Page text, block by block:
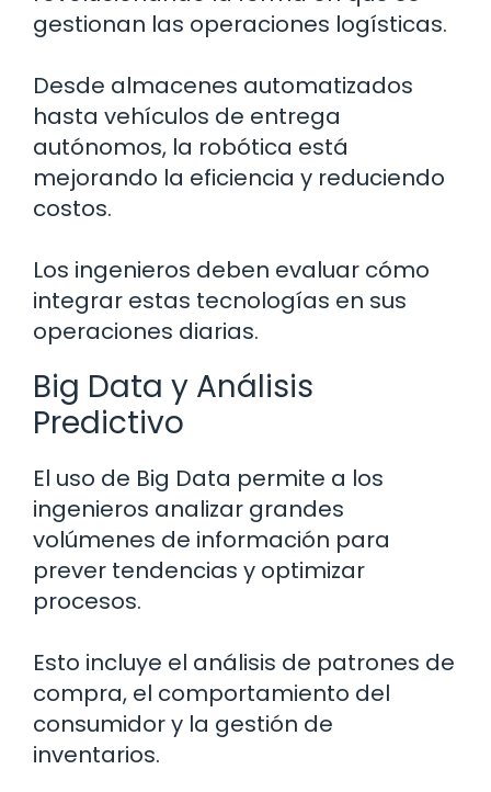
gestionan las operaciones logísticas.
Desde almacenes automatizados
hasta vehículos de entrega
autónomos, la robótica está
mejorando la eficiencia y reduciendo
costos.
Los ingenieros deben evaluar cómo
integrar estas tecnologías en sus
operaciones diarias.
Big Data y Análisis
Predictivo
El uso de Big Data permite a los
ingenieros analizar grandes
volúmenes de información para
prever tendencias y optimizar
procesos.
Esto incluye el análisis de patrones de
compra, el comportamiento del
consumidor y la gestión de
inventarios.